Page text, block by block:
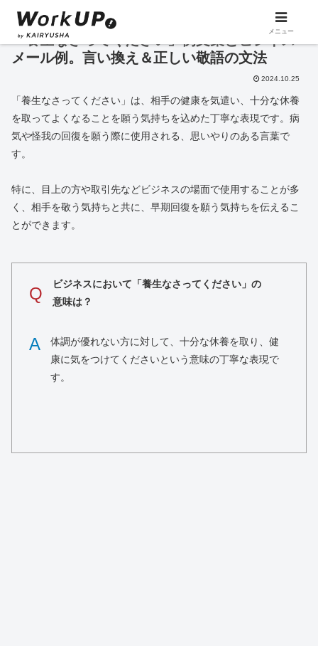
「養生なさってください」例文集とビジネス
メール例。言い換え＆正しい敬語の文法
2024.10.25
「養生なさってください」は、相手の健康を気遣い、十分な休養
を取ってよくなることを願う気持ちを込めた丁寧な表現です。病
気や怪我の回復を願う際に使用される、思いやりのある言葉で
す。
特に、目上の方や取引先などビジネスの場面で使用することが多
く、相手を敬う気持ちと共に、早期回復を願う気持ちを伝えるこ
とができます。
Q
ビジネスにおいて「養生なさってください」の
意味は？
A
体調が優れない方に対して、十分な休養を取り、健
康に気をつけてくださいという意味の丁寧な表現で
す。
メニュー